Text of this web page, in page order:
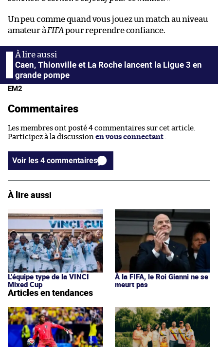
Un peu comme quand vous jouez un match au niveau
amateur à FIFA pour reprendre confiance.
Caen, Thionville et La Roche lancent la Ligue 3 en
grande pompe
EM2
Commentaires
Les membres ont posté 4 commentaires sur cet article.
Participez à la discussion en vous connectant .
Voir les 4 commentaires
À lire aussi
L’équipe type de la VINCI
Mixed Cup
À la FIFA, le Roi Gianni ne se
meurt pas
Articles en tendances